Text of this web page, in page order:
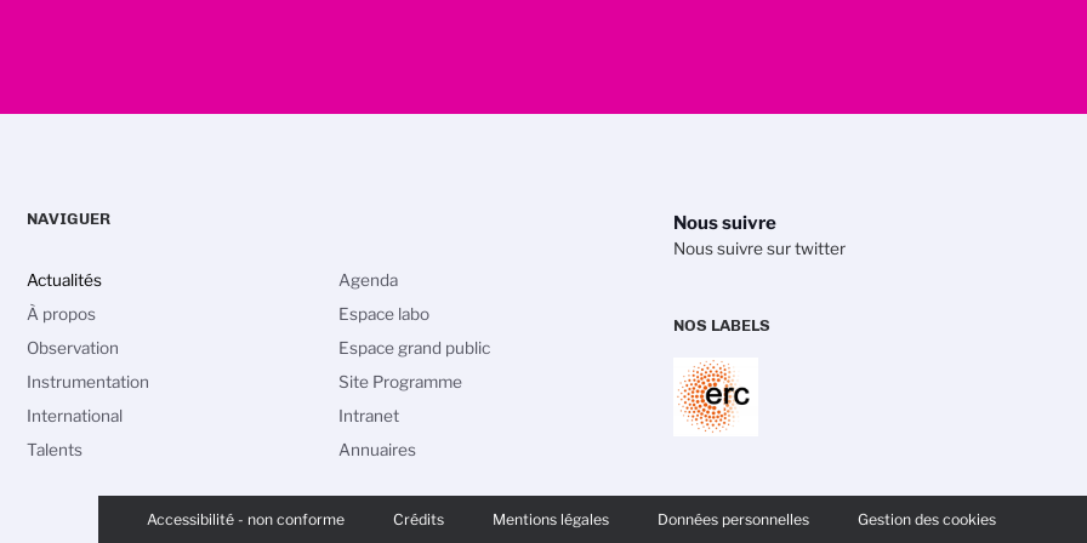
Nous suivre
Nous suivre sur twitter
NOS LABELS
PIED
Accessibilité - non conforme Crédits Mentions légales Données personnelles Gestion des cookies
NAVIGUER
Actualités
À propos
Observation
Instrumentation
International
Talents
Agenda
Espace labo
Espace grand public
Site Programme
Intranet
Annuaires
Options
de confidentialité, en garantissant la conformité avec les réglementations. Personnalisez vos préférences